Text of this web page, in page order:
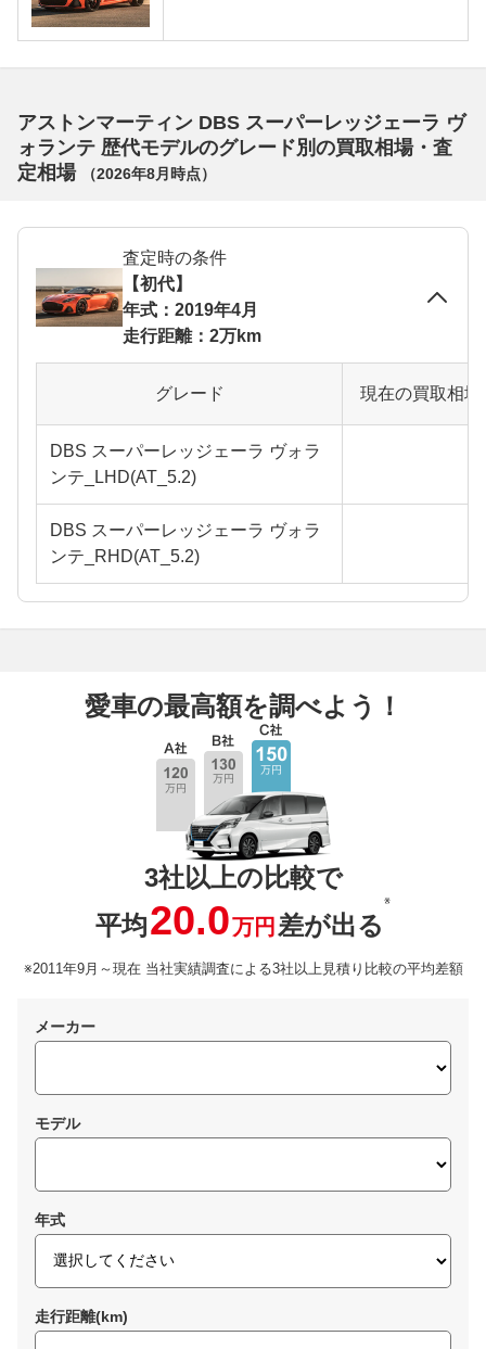
アストンマーティン DBS スーパーレッジェーラ ヴ
ォランテ 歴代モデルのグレード別の買取相場・査
定相場
（2026年8月 時点）
査定時の条件
【初代】
年式：2019年4月
走行距離：2万km
グレード 現在の買取相
DBS スーパーレッジェーラ ヴォラ
ンテ_LHD(AT_5.2)
DBS スーパーレッジェーラ ヴォラ
ンテ_RHD(AT_5.2)
愛車の最高額を調べよう！
3社以上の比較で
平均20.0万円 差が出る
※
※2011年9月～現在 当社実績調査による3社以上見積り比較の平均差額
メーカー
モデル
年式
走行距離(km)